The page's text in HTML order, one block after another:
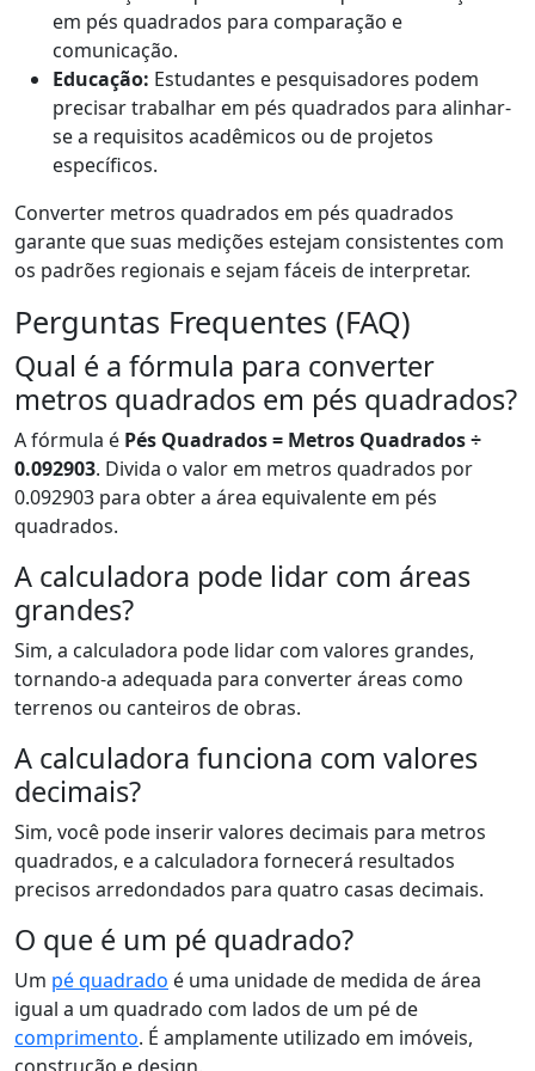
em pés quadrados para comparação e
comunicação.
Educação: Estudantes e pesquisadores podem
precisar trabalhar em pés quadrados para alinhar-
se a requisitos acadêmicos ou de projetos
específicos.
Converter metros quadrados em pés quadrados
garante que suas medições estejam consistentes com
os padrões regionais e sejam fáceis de interpretar.
Perguntas Frequentes (FAQ)
Qual é a fórmula para converter
metros quadrados em pés quadrados?
A fórmula é Pés Quadrados = Metros Quadrados ÷
0.092903. Divida o valor em metros quadrados por
0.092903 para obter a área equivalente em pés
quadrados.
A calculadora pode lidar com áreas
grandes?
Sim, a calculadora pode lidar com valores grandes,
tornando-a adequada para converter áreas como
terrenos ou canteiros de obras.
A calculadora funciona com valores
decimais?
Sim, você pode inserir valores decimais para metros
quadrados, e a calculadora fornecerá resultados
precisos arredondados para quatro casas decimais.
O que é um pé quadrado?
Um pé quadrado é uma unidade de medida de área
igual a um quadrado com lados de um pé de
comprimento. É amplamente utilizado em imóveis,